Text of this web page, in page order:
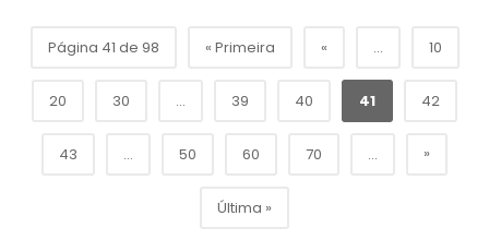
Página 41 de 98 « Primeira « ... 10
20 30 ... 39 40 41 42
43 ... 50 60 70 ... »
Última »